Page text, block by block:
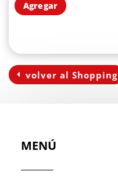
Agregar
volver al Shopping
MENÚ